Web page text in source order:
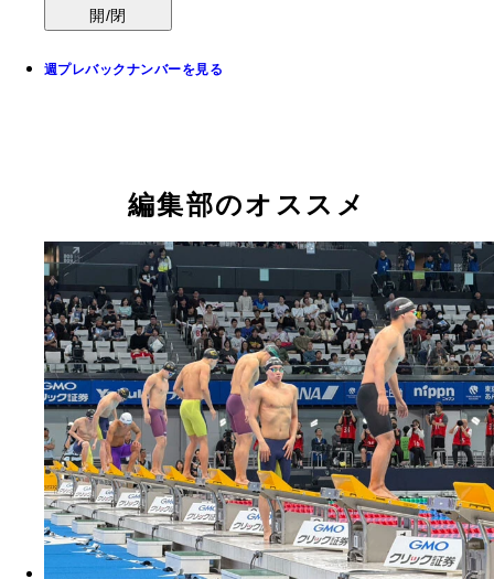
開/閉
週プレバックナンバーを見る
編集部のオススメ